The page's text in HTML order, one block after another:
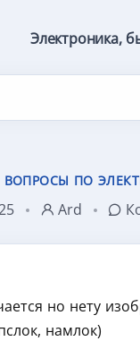
Электроника,
ВОПРОСЫ ПО
Ard
но нету
намлок)